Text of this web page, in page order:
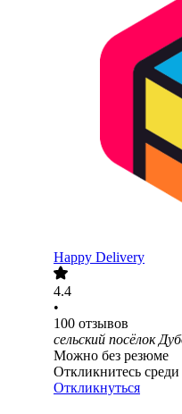
Happy Delivery
4.4
•
100 отзывов
сельский посёлок
Можно без резюме
Откликнитесь
Откликнуться